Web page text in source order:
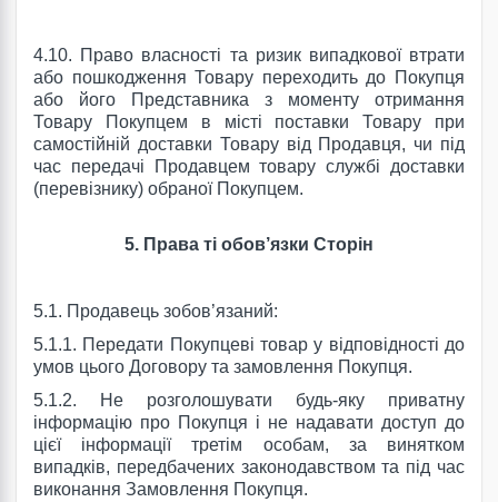
4.10. Право власності та ризик випадкової втрати
або пошкодження Товару переходить до Покупця
або його Представника з моменту отримання
Товару Покупцем в місті поставки Товару при
самостійній доставки Товару від Продавця, чи під
час передачі Продавцем товару службі доставки
(перевізнику) обраної Покупцем.
5. Права ті обов’язки Сторін
5.1. Продавець зобов’язаний:
5.1.1. Передати Покупцеві товар у відповідності до
умов цього Договору та замовлення Покупця.
5.1.2. Не розголошувати будь-яку приватну
інформацію про Покупця і не надавати доступ до
цієї інформації третім особам, за винятком
випадків, передбачених законодавством та під час
виконання Замовлення Покупця.